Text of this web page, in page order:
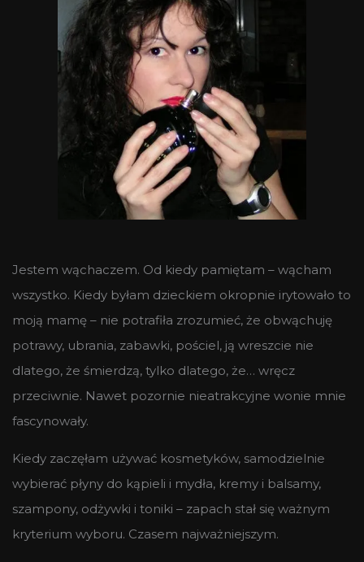
Jestem wąchaczem. Od kiedy pamiętam – wącham
wszystko. Kiedy byłam dzieckiem okropnie irytowało to
moją mamę – nie potrafiła zrozumieć, że obwąchuję
potrawy, ubrania, zabawki, pościel, ją wreszcie nie
dlatego, że śmierdzą, tylko dlatego, że… wręcz
przeciwnie. Nawet pozornie nieatrakcyjne wonie mnie
fascynowały.
Kiedy zaczęłam używać kosmetyków, samodzielnie
wybierać płyny do kąpieli i mydła, kremy i balsamy,
szampony, odżywki i toniki – zapach stał się ważnym
kryterium wyboru. Czasem najważniejszym.